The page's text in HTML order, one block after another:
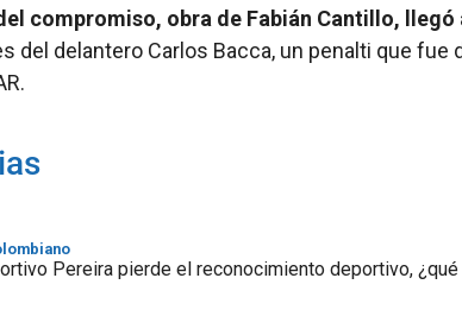
compromiso, obra de Fabián Cantillo, llegó
del delantero Carlos Bacca, un penalti que
Pereira pierde el reconocimiento deportivo,